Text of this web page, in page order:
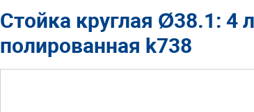
Стойка круглая Ø38.1:
полированная k738